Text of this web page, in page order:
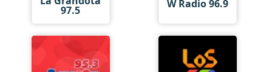
97.5 W Radio 96.9